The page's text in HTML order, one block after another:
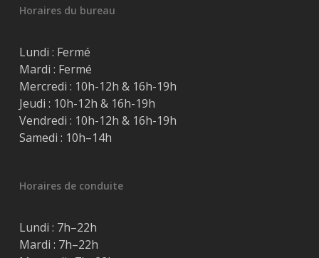
Horaires du bureau
Lundi : Fermé
Mardi : Fermé
Mercredi : 10h-12h & 16h-19h
Jeudi : 10h-12h & 16h-19h
Vendredi : 10h-12h & 16h-19h
Samedi : 10h–14h
Horaires de conduite
Lundi : 7h–22h
Mardi : 7h–22h